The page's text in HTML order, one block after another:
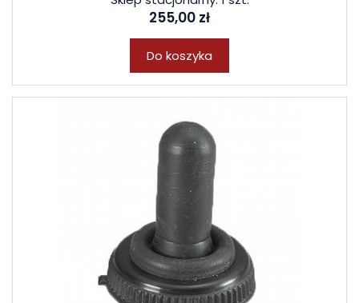
255,00 zł
Do koszyka